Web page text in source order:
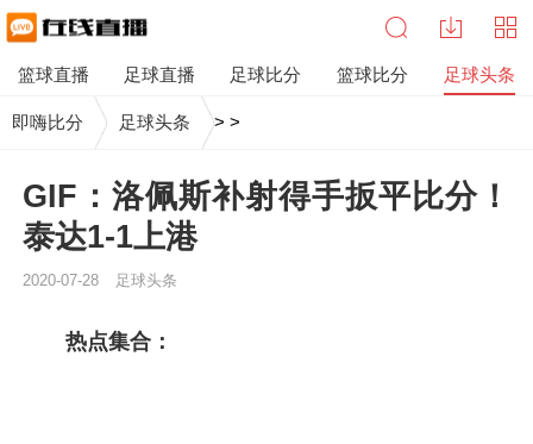
篮球直播 足球直播 足球比分 篮球比分 足球头条
即嗨比分 >
足球头条 >
GIF：洛佩斯补射得手扳平比分！
泰达1-1上港
2020-07-28 足球头条
热点集合：